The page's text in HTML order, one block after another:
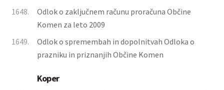
1648.
Odlok o zaključnem računu proračuna Občine
Komen za leto 2009
1649.
Odlok o spremembah in dopolnitvah Odloka o
prazniku in priznanjih Občine Komen
Koper